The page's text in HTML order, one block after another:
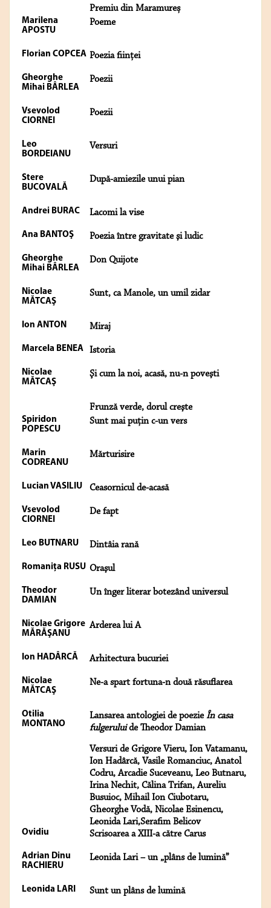
Premiu din Maramureș
Marilena
APOSTU
Poeme
Florian COPCEA Poezia ființei
Gheorghe
Mihai BÂRLEA
Poezii
Vsevolod
CIORNEI
Poezii
Leo
BORDEIANU
Versuri
Stere
BUCOVALĂ
După-amiezile unui pian
Andrei BURAC Lacomi la vise
Ana BANTOŞ Poezia între gravitate şi ludic
Gheorghe
Mihai BÂRLEA
Don Quijote
Nicolae
MĂTCAŞ
Sunt, ca Manole, un umil zidar
Ion ANTON Miraj
Marcela BENEA Istoria
Nicolae
MĂTCAŞ
Şi cum la noi, acasă, nu-n poveşti
Frunză verde, dorul creşte
Spiridon
POPESCU
Sunt mai puţin c-un vers
Marin
CODREANU
Mărturisire
Lucian VASILIU Ceasornicul de-acasă
Vsevolod
CIORNEI
De fapt
Leo BUTNARU Dintâia rană
Romaniţa RUSU Oraşul
Theodor
DAMIAN
Un înger literar botezând universul
Nicolae Grigore
MĂRĂŞANU
Arderea lui A
Ion HADÂRCĂ Arhitectura bucuriei
Nicolae
MĂTCAŞ
Ne-a spart fortuna-n două răsuflarea
Otilia
MONTANO
Lansarea antologiei de poezieÎn casa
fulgeruluide Theodor Damian
Versuri de Grigore Vieru, Ion Vatamanu,
Ion Hadârcă, Vasile Romanciuc, Anatol
Codru, Arcadie Suceveanu, Leo Butnaru,
Irina Nechit, Călina Trifan, Aureliu
Busuioc, Mihail Ion Ciubotaru,
Gheorghe Vodă, Nicolae Esinencu,
Leonida Lari,Serafim Belicov
Ovidiu Scrisoarea a XIII-a către Carus
Adrian Dinu
RACHIERU
Leonida Lari – un „plâns de lumină”
Leonida LARI Sunt un plâns de lumină